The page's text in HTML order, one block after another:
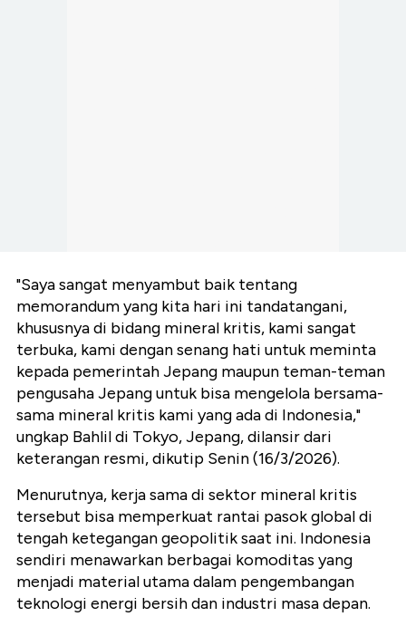
"Saya sangat menyambut baik tentang
memorandum yang kita hari ini tandatangani,
khususnya di bidang mineral kritis, kami sangat
terbuka, kami dengan senang hati untuk meminta
kepada pemerintah Jepang maupun teman-teman
pengusaha Jepang untuk bisa mengelola bersama-
sama mineral kritis kami yang ada di Indonesia,"
ungkap Bahlil di Tokyo, Jepang, dilansir dari
keterangan resmi, dikutip Senin (16/3/2026).
Menurutnya, kerja sama di sektor mineral kritis
tersebut bisa memperkuat rantai pasok global di
tengah ketegangan geopolitik saat ini. Indonesia
sendiri menawarkan berbagai komoditas yang
menjadi material utama dalam pengembangan
teknologi energi bersih dan industri masa depan.